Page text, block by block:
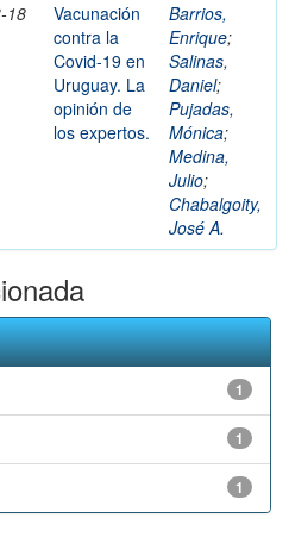
18
Vacunación
contra la
Covid-19 en
Uruguay. La
opinión de
los expertos.
Barrios,
Enrique;
Salinas,
Daniel;
Pujadas,
Mónica;
Medina,
Julio;
Chabalgoity,
José A.
1
1
1